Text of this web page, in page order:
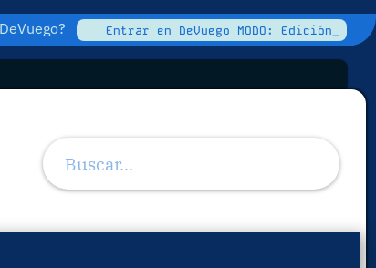
Entrar en DeVuego MODO: Edición_